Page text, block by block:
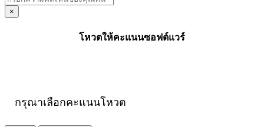
×
โหวตให้คะแนนซอฟต์แวร์
กรุณาเลือกคะแนนโหวต